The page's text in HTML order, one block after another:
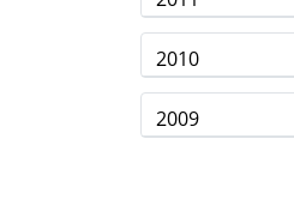
2010
2009